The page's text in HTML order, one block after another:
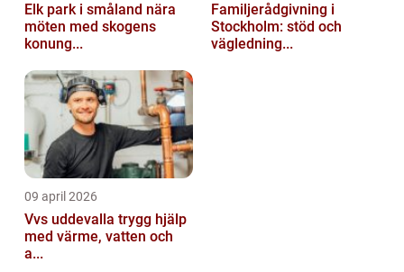
Elk park i småland nära
möten med skogens
konung...
Familjerådgivning i
Stockholm: stöd och
vägledning...
09 april 2026
Vvs uddevalla trygg hjälp
med värme, vatten och
a...